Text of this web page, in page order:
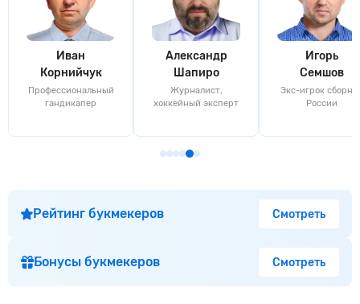
Иван
Корнийчук
Профессиональный
гандикапер
Александр
Шапиро
Журналист,
хоккейный эксперт
Игорь
Семшов
Экс-игрок
России
Рейтинг букмекеров Смотреть
Бонусы букмекеров Смотреть